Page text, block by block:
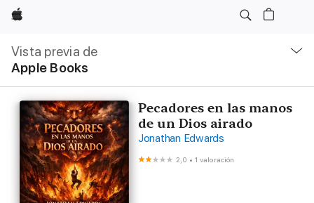
Apple
Vista previa de
Apple Books
local
Abrir
menú
Pecadores en las manos
de un Dios airado
Jonathan Edwards
2,0 •1 valoración